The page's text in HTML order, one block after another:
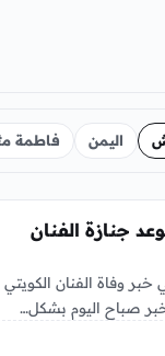
اليمن فاطمة
جنازة الفنان
وفاة الفنان الكويتي
صباح اليوم بشكل…